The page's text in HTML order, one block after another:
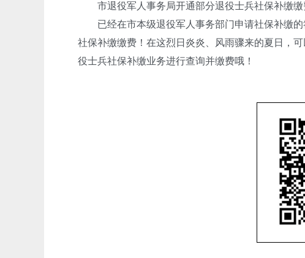
市退役军人事务局开通部分退役士兵社保补缴缴
已经在市本级退役军人事务部门申请社保补缴的
社保补缴缴费！在这烈日炎炎、风雨骤来的夏日，
役士兵社保补缴业务进行查询并缴费哦！